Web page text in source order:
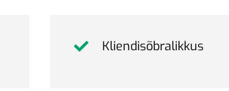
Kliendisõbralikkus